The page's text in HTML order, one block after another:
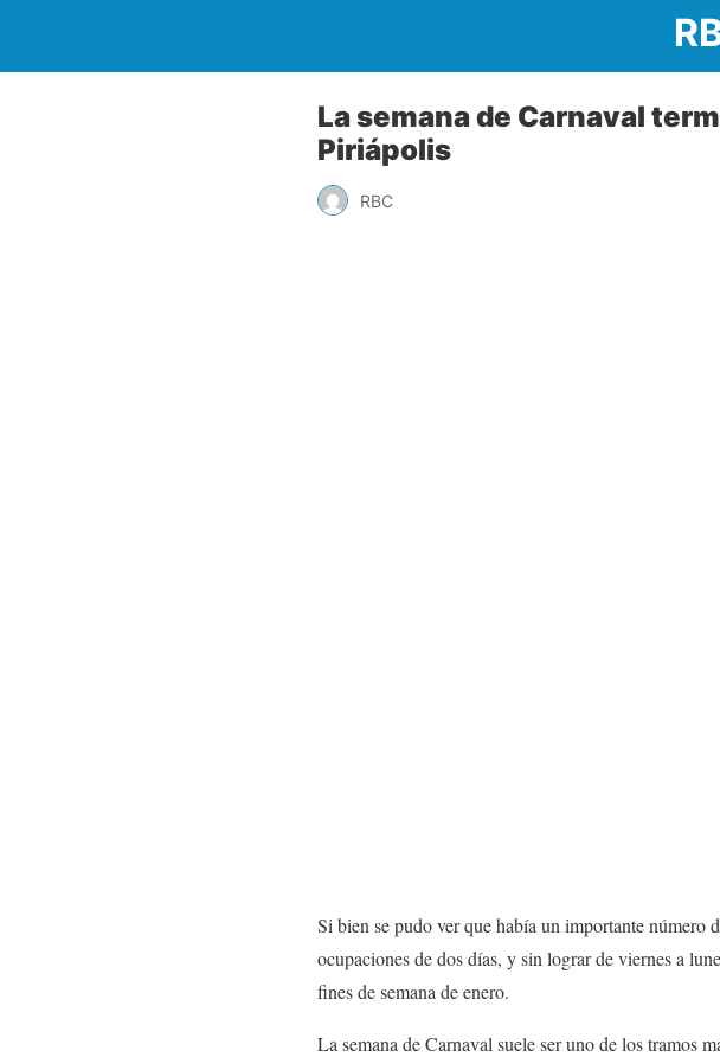
La semana de Carnaval
Piriápolis
RBC
Si bien se pudo ver que había un importante número
ocupaciones de dos días, y sin lograr de viernes a
fines de semana de enero.
La semana de Carnaval suele ser uno de los tramos